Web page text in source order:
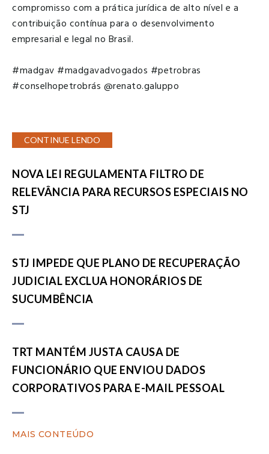
compromisso com a prática jurídica de alto nível e a
contribuição contínua para o desenvolvimento
empresarial e legal no Brasil.
#madgav #madgavadvogados #petrobras
#conselhopetrobrás @renato.galuppo
CONTINUE LENDO
NOVA LEI REGULAMENTA FILTRO DE
RELEVÂNCIA PARA RECURSOS ESPECIAIS NO
STJ
STJ IMPEDE QUE PLANO DE RECUPERAÇÃO
JUDICIAL EXCLUA HONORÁRIOS DE
SUCUMBÊNCIA
TRT MANTÉM JUSTA CAUSA DE
FUNCIONÁRIO QUE ENVIOU DADOS
CORPORATIVOS PARA E-MAIL PESSOAL
MAIS CONTEÚDO